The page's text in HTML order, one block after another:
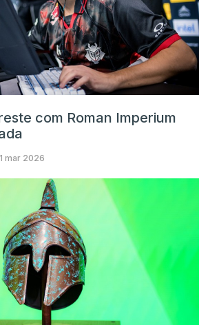
com Roman Imperium
mar 2026